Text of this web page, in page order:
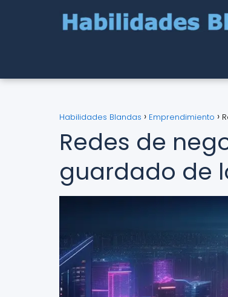
Habilidades Blandas Emprendimiento
Redes de
guardado de